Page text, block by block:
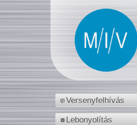
Versenyfelhívás
Lebonyolítás